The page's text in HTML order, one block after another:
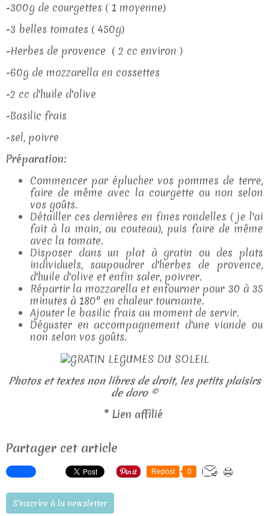
-300g de courgettes ( 1 moyenne)
-3 belles tomates ( 450g)
-Herbes de provence ( 2 cc environ )
-60g de mozzarella en cossettes
-2 cc d'huile d'olive
-Basilic frais
-sel, poivre
Préparation:
Commencer par éplucher vos pommes de terre,
faire de même avec la courgette ou non selon
vos goûts.
Détailler ces dernières en fines rondelles ( je l'ai
fait à la main, au couteau), puis faire de même
avec la tomate.
Disposer dans un plat à gratin ou des plats
individuels, saupoudrer d'herbes de provence,
d'huile d'olive et enfin saler, poivrer.
Répartir la mozzarella et enfourner pour 30 à 35
minutes à 180° en chaleur tournante.
Ajouter le basilic frais au moment de servir.
Déguster en accompagnement d'une viande ou
non selon vos goûts.
Photos et textes non libres de droit, les petits plaisirs
de doro ©
* Lien affilié
Partager cet article
Repost 0
S'inscrire à la newsletter